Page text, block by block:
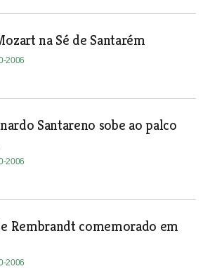
na Sé de Santarém
2006
Santareno sobe ao palco
2006
Rembrandt comemorado em
2006